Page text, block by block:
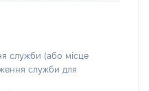
служби (або місце
служби для